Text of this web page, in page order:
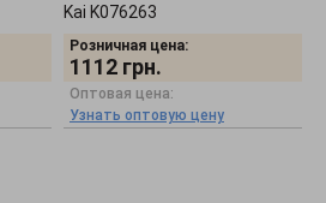
Kai K076263
Розничная цена:
1112 грн.
Оптовая цена:
Узнать оптовую цену